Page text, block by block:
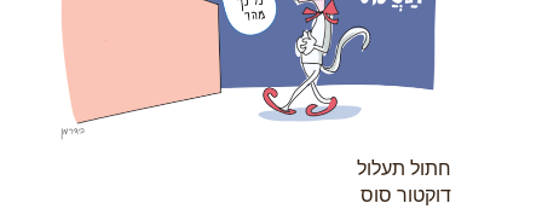
חתול תעלול
דוקטור סוס